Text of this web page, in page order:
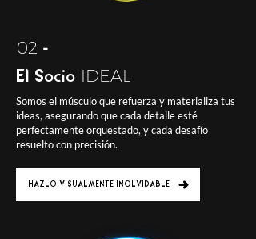
02 -
El Socio IDEAL
Somos el músculo que refuerza y materializa tus
ideas, asegurando que cada detalle esté
perfectamente orquestado, y cada desafío
resuelto con precisión.
HAZLO VISUALMENTE INOLVIDABLE